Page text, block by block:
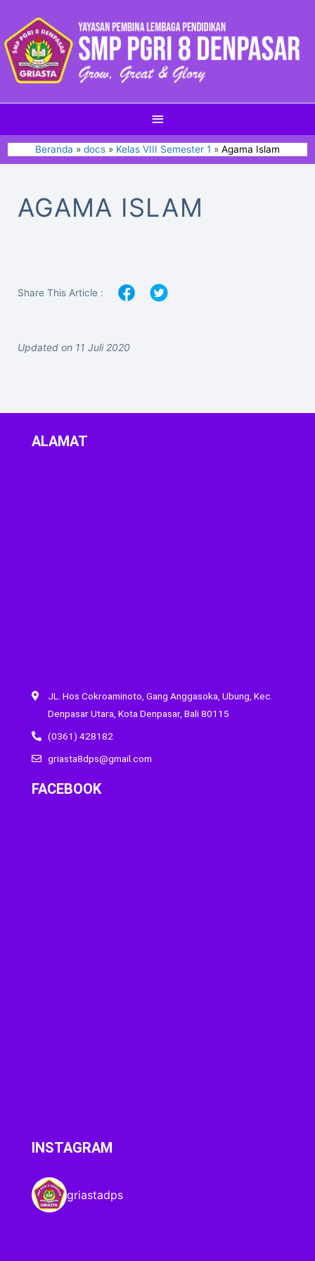
Beranda docs Kelas VIII Semester 1 Agama Islam
AGAMA ISLAM
Share This Article :
Updated on 11 Juli 2020
ALAMAT
JL. Hos Cokroaminoto, Gang Anggasoka, Ubung, Kec.
Denpasar Utara, Kota Denpasar, Bali 80115
(0361) 428182
griasta8dps@gmail.com
FACEBOOK
INSTAGRAM
griastadps